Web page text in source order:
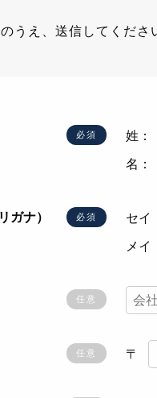
うえ、送信してくださ
必須 姓：
名：
ガナ） 必須 セイ
メイ
任意
任意 〒